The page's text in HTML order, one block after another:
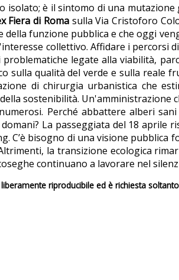
isolato; è il sintomo di una
Fiera di Romasulla Via Cristoforo
funzione pubblica e che oggi
collettivo. Affidare i percorsi
legate alla viabilità,
sulla qualità del verde e sulla reale
di chirurgia urbanistica che
sostenibilità.
Perché abbattere alberi
La passeggiata del 18
C’è bisogno di una visione
la transizione ecologica
continuano a lavorare nel
riproducibile ed è richiesta